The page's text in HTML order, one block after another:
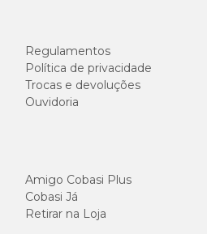
Regulamentos
Política de privacidade
Trocas e devoluções
Ouvidoria
Amigo Cobasi Plus
Cobasi Já
Retirar na Loja